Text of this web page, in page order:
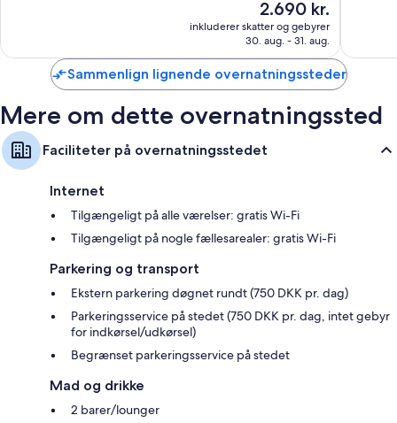
anmeldelser
Prisen
er
2.690 kr.
2.690 kr.
inkluderer skatter og gebyrer
30. aug. - 31. aug.
Sammenlign lignende overnatningssteder
Mere om dette overnatningssted
Faciliteter på overnatningsstedet
Internet
Tilgængeligt på alle værelser: gratis Wi-Fi
Tilgængeligt på nogle fællesarealer: gratis Wi-Fi
Parkering og transport
Ekstern parkering døgnet rundt (750 DKK pr. dag)
Parkeringsservice på stedet (750 DKK pr. dag, intet gebyr
for indkørsel/udkørsel)
Begrænset parkeringsservice på stedet
Mad og drikke
2 barer/lounger